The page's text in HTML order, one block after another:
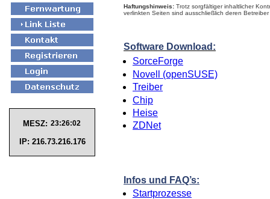
MESZ:
IP: 216.73.216.176
Haftungshinweis: Trotz sorgfältiger inhaltlicher
verlinkten Seiten sind ausschließlich deren
Software Download:
SorceForge
Novell (openSUSE)
Treiber
Chip
Heise
ZDNet
Infos und FAQ’s:
Startprozesse